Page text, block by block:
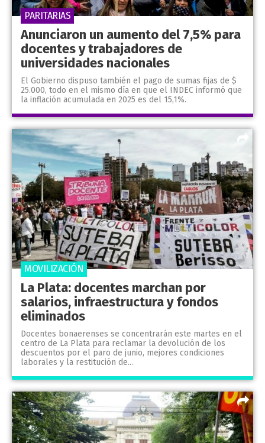
Anunciaron un aumento del 7,5% para
docentes y trabajadores de
universidades nacionales
El Gobierno dispuso también el pago de sumas fijas de $
25.000, todo en el mismo día en que el INDEC informó que
la inflación acumulada en 2025 es del 15,1%.
PARITARIAS
La Plata: docentes marchan por
salarios, infraestructura y fondos
eliminados
Docentes bonaerenses se concentrarán este martes en el
centro de La Plata para reclamar la devolución de los
descuentos por el paro de junio, mejores condiciones
laborales y la restitución de...
MOVILIZACIÓN